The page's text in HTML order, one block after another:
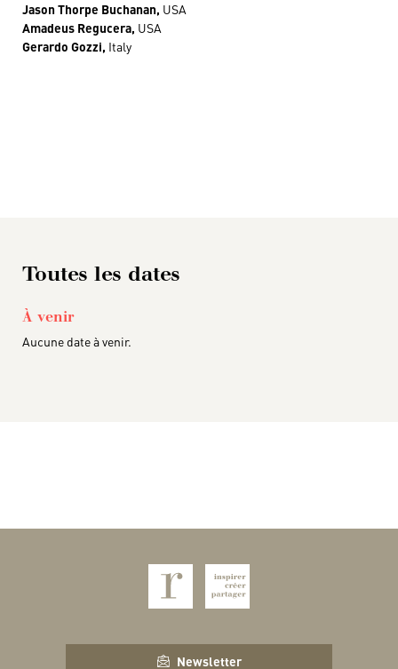
Jason Thorpe Buchanan, USA
Amadeus Regucera, USA
Gerardo Gozzi, Italy
Toutes les dates
À venir
Aucune date à venir.
Newsletter